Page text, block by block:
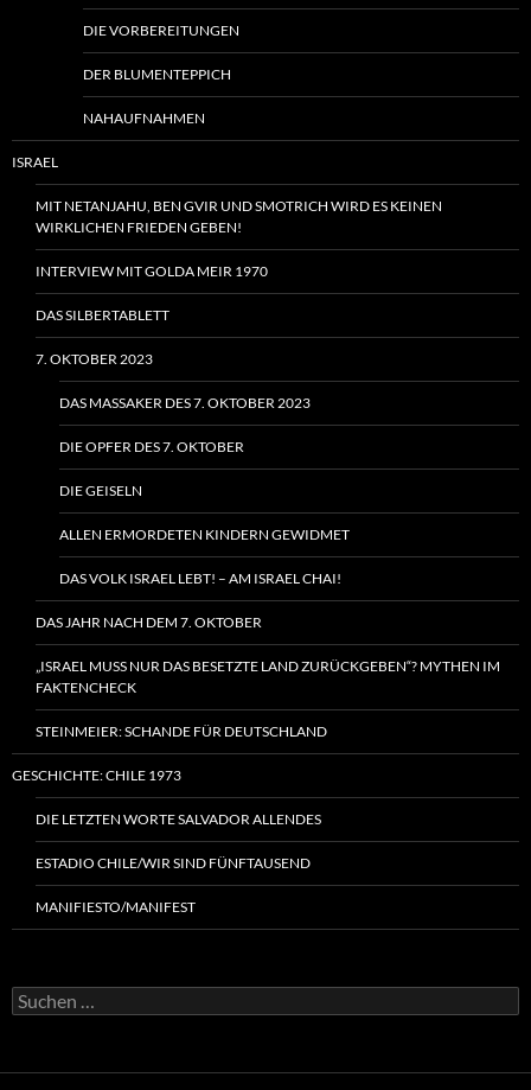
DIE VORBEREITUNGEN
DER BLUMENTEPPICH
NAHAUFNAHMEN
ISRAEL
MIT NETANJAHU, BEN GVIR UND SMOTRICH WIRD ES KEINEN
WIRKLICHEN FRIEDEN GEBEN!
INTERVIEW MIT GOLDA MEIR 1970
DAS SILBERTABLETT
7. OKTOBER 2023
DAS MASSAKER DES 7. OKTOBER 2023
DIE OPFER DES 7. OKTOBER
DIE GEISELN
ALLEN ERMORDETEN KINDERN GEWIDMET
DAS VOLK ISRAEL LEBT! – AM ISRAEL CHAI!
DAS JAHR NACH DEM 7. OKTOBER
„ISRAEL MUSS NUR DAS BESETZTE LAND ZURÜCKGEBEN“? MYTHEN IM
FAKTENCHECK
STEINMEIER: SCHANDE FÜR DEUTSCHLAND
GESCHICHTE: CHILE 1973
DIE LETZTEN WORTE SALVADOR ALLENDES
ESTADIO CHILE/WIR SIND FÜNFTAUSEND
MANIFIESTO/MANIFEST
Suchen
nach: